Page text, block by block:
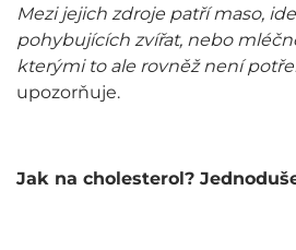
Mezi jejich zdroje patří maso,
pohybujících zvířat, nebo
kterými to ale rovněž není
upozorňuje.
Jak na cholesterol?